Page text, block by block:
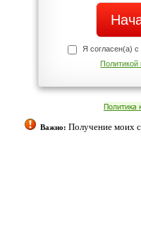
Телефоны службы
+7 (909) 421-
cookies. Оставаясь
Согласен